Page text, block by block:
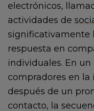
electrónicos,
actividades de
significativamente
respuesta en
individuales. En
compradores en la
después de un
contacto, la